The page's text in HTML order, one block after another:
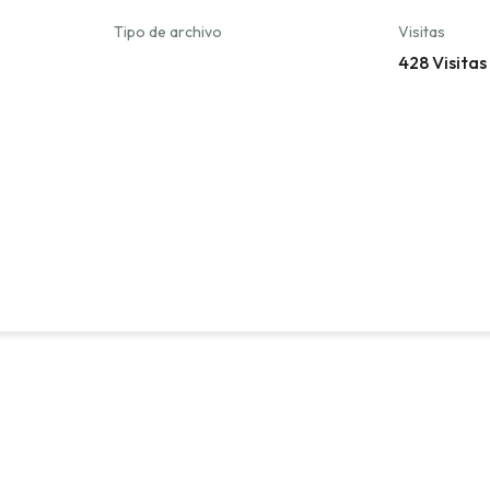
Tipo de archivo Visitas
428 Visitas